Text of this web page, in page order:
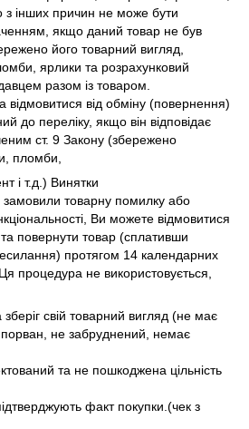
з інших причин не може бути
якщо даний товар не був
його товарний вигляд,
ярлики та розрахунковий
разом із товаром.
від обміну (повернення)
до переліку, якщо він відповідає
ст. 9 Закону (збережено
пломби,
і т.д.) Винятки
товарну помилку або
Ви можете відмовитися
повернути товар (сплативши
протягом 14 календарних
процедура не використовується,
свій товарний вигляд (не має
порван, не забруднений, немає
та не пошкоджена цільність
факт покупки.(чек з